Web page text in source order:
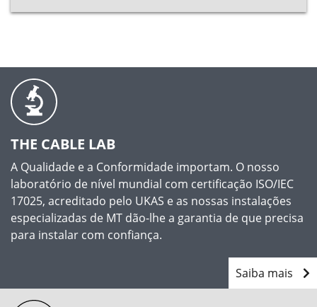
THE CABLE LAB
A Qualidade e a Conformidade importam. O nosso
laboratório de nível mundial com certificação ISO/IEC
17025, acreditado pelo UKAS e as nossas instalações
especializadas de MT dão-lhe a garantia de que precisa
para instalar com confiança.
Saiba mais